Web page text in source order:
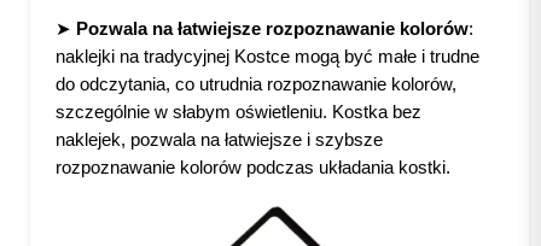
➤ Pozwala na łatwiejsze rozpoznawanie kolorów:
naklejki na tradycyjnej Kostce mogą być małe i trudne
do odczytania, co utrudnia rozpoznawanie kolorów,
szczególnie w słabym oświetleniu. Kostka bez
naklejek, pozwala na łatwiejsze i szybsze
rozpoznawanie kolorów podczas układania kostki.